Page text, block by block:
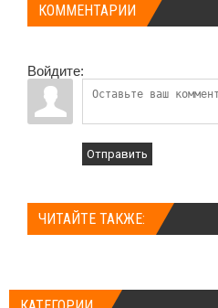
КОММЕНТАРИИ
Войдите:
Отправить
ЧИТАЙТЕ ТАКЖЕ: